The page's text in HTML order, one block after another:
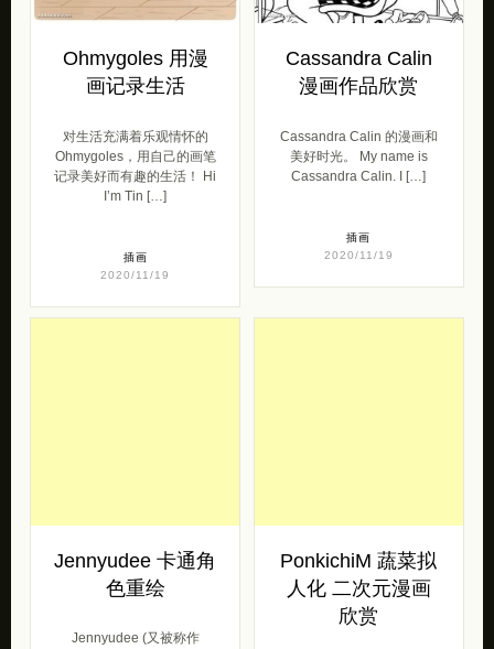
Ohmygoles 用漫
画记录生活
对生活充满着乐观情怀的
Ohmygoles，用自己的画笔
记录美好而有趣的生活！ Hi
I’m Tin […]
插画
2020/11/19
Cassandra Calin
漫画作品欣赏
Cassandra Calin 的漫画和
美好时光。 My name is
Cassandra Calin. I […]
插画
2020/11/19
Jennyudee 卡通角
色重绘
Jennyudee (又被称作
PonkichiM 蔬菜拟
人化 二次元漫画
欣赏